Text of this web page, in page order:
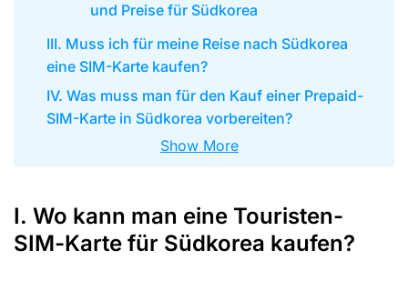
und Preise für Südkorea
III. Muss ich für meine Reise nach Südkorea
eine SIM-Karte kaufen?
IV. Was muss man für den Kauf einer Prepaid-
SIM-Karte in Südkorea vorbereiten?
Show More
I. Wo kann man eine Touristen-
SIM-Karte für Südkorea kaufen?